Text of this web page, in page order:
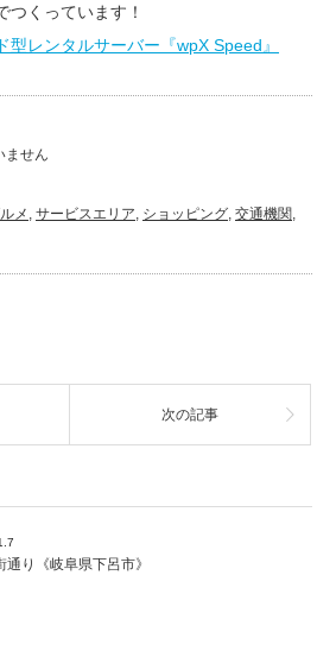
つくっています！
レンタルサーバー『wpX Speed』
ません
メ サービスエリア ショッピング 交通機関
次の記事
通り《岐阜県下呂市》